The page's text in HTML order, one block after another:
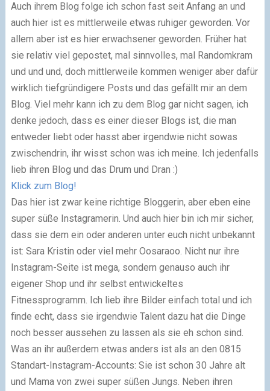
Auch ihrem Blog folge ich schon fast seit Anfang an und
auch hier ist es mittlerweile etwas ruhiger geworden. Vor
allem aber ist es hier erwachsener geworden. Früher hat
sie relativ viel gepostet, mal sinnvolles, mal Randomkram
und und und, doch mittlerweile kommen weniger aber dafür
wirklich tiefgründigere Posts und das gefällt mir an dem
Blog. Viel mehr kann ich zu dem Blog gar nicht sagen, ich
denke jedoch, dass es einer dieser Blogs ist, die man
entweder liebt oder hasst aber irgendwie nicht sowas
zwischendrin, ihr wisst schon was ich meine. Ich jedenfalls
lieb ihren Blog und das Drum und Dran :)
Klick zum Blog!
Das hier ist zwar keine richtige Bloggerin, aber eben eine
super süße Instagramerin. Und auch hier bin ich mir sicher,
dass sie dem ein oder anderen unter euch nicht unbekannt
ist: Sara Kristin oder viel mehr Oosaraoo. Nicht nur ihre
Instagram-Seite ist mega, sondern genauso auch ihr
eigener Shop und ihr selbst entwickeltes
Fitnessprogramm. Ich lieb ihre Bilder einfach total und ich
finde echt, dass sie irgendwie Talent dazu hat die Dinge
noch besser aussehen zu lassen als sie eh schon sind.
Was an ihr außerdem etwas anders ist als an den 0815
Standart-Instagram-Accounts: Sie ist schon 30 Jahre alt
und Mama von zwei super süßen Jungs. Neben ihren